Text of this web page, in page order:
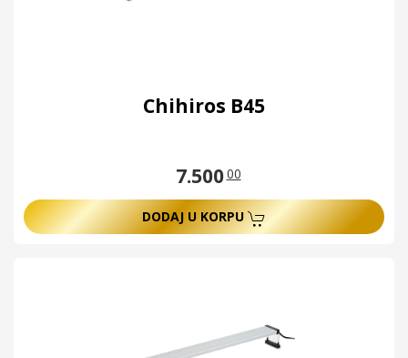
Chihiros B45
7.50000
DODAJ U KORPU